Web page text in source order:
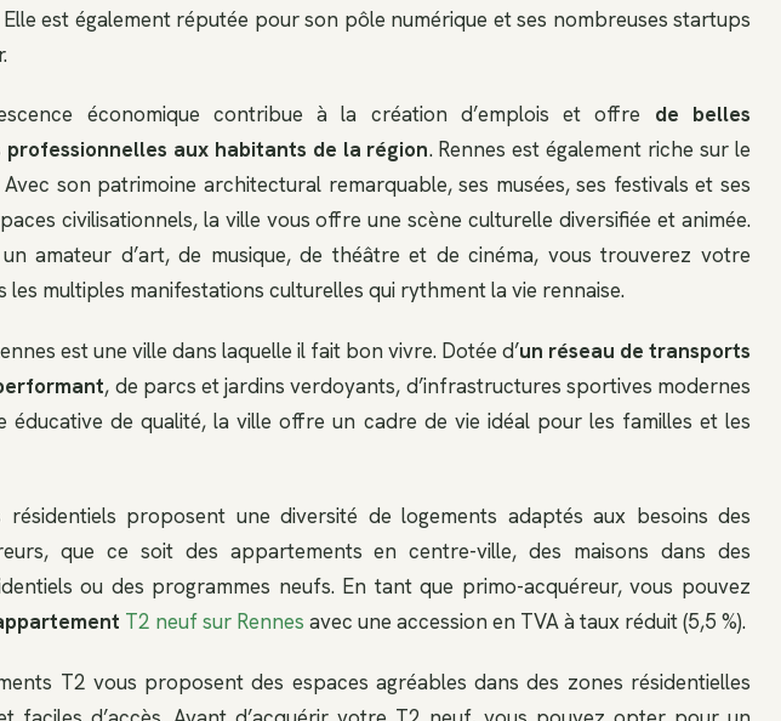
est également réputée pour son pôle numérique et ses nombreuses startups
économique contribue à la création d’emplois et offre de belles
professionnelles aux habitants de la région. Rennes est également riche sur le
son patrimoine architectural remarquable, ses musées, ses festivals et ses
civilisationnels, la ville vous offre une scène culturelle diversifiée et animée.
amateur d’art, de musique, de théâtre et de cinéma, vous trouverez votre
les multiples manifestations culturelles qui rythment la vie rennaise.
est une ville dans laquelle il fait bon vivre. Dotée d’un réseau de transports
, de parcs et jardins verdoyants, d’infrastructures sportives modernes
éducative de qualité, la ville offre un cadre de vie idéal pour les familles et les
résidentiels proposent une diversité de logements adaptés aux besoins des
que ce soit des appartements en centre-ville, des maisons dans des
ou des programmes neufs. En tant que primo-acquéreur, vous pouvez
T2 neuf sur Rennes avec une accession en TVA à taux réduit (5,5 %).
T2 vous proposent des espaces agréables dans des zones résidentielles